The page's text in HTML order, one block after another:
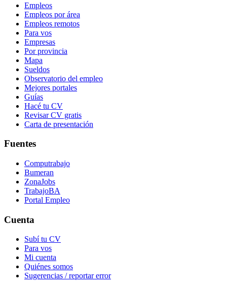
Empleos
Empleos por área
Empleos remotos
Para vos
Empresas
Por provincia
Mapa
Sueldos
Observatorio del empleo
Mejores portales
Guías
Hacé tu CV
Revisar CV gratis
Carta de presentación
Fuentes
Computrabajo
Bumeran
ZonaJobs
TrabajoBA
Portal Empleo
Cuenta
Subí tu CV
Para vos
Mi cuenta
Quiénes somos
Sugerencias / reportar error